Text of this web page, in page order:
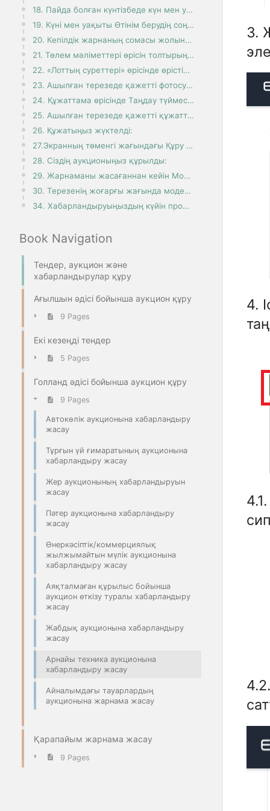
18. Пайда болған күнтізбеде күн мен уақытты таңдаңыз:
19. Күні мен уақыты Өтінім берудің соңғы мерзімі өрісінде пайда болады:
20. Кепілдік жарнаның сомасы жолында сома автоматты түрде пайда болады. Кепілді жарнаны төлеу шартта
21. Төлем мәліметтері өрісін толтырыңыз:
22. «Лоттың суреттері» өрісінде өрістің ортасындағы крестті басу арқылы фотосуретті жүктеңіз:
23. Ашылған терезеде қажетті фотосуретті таңдаңыз:
24. Құжаттама өрісінде Таңдау түймесін басыңыз:
25. Ашылған терезеде қажетті құжатты таңдап, Ашу түймесін басыңыз:
26. Құжатыңыз жүктелді:
27.Экранның төменгі жағындағы Құру түймесін басыңыз:
28. Сіздің аукционыңыз құрылды:
29. Жарнаманы жасағаннан кейін Модерация түймесін басу арқылы модерацияға жіберу керек:
30. Терезенің жоғарғы жағында модерация сұрауы жіберілді, күте тұрыңыз:
34. Хабарландыруыңыздың күйін профильде Менің хабарландыруларым түймесін басу арқылы көруге болады:
Book Navigation
Тендер, аукцион және
хабарландырулар құру
Ағылшын әдісі бойынша аукцион құру
9 Pages
Екі кезеңді тендер
5 Pages
Голланд әдісі бойынша аукцион құру
9 Pages
Автокөлік аукционына хабарландыру
жасау
Тұрғын үй ғимаратының аукционына
хабарландыру жасау
Жер аукционының хабарландыруын
жасау
Пәтер аукционына хабарландыру
жасау
Өнеркәсіптік/коммерциялық
жылжымайтын мүлік аукционына
хабарландыру жасау
Аяқталмаған құрылыс бойынша
аукцион өткізу туралы хабарландыру
жасау
Жабдық аукционына хабарландыру
жасау
Арнайы техника аукционына
хабарландыру жасау
Айналымдағы тауарлардың
аукционына жарнама жасау
Қарапайым жарнама жасау
9 Pages
3.
4.